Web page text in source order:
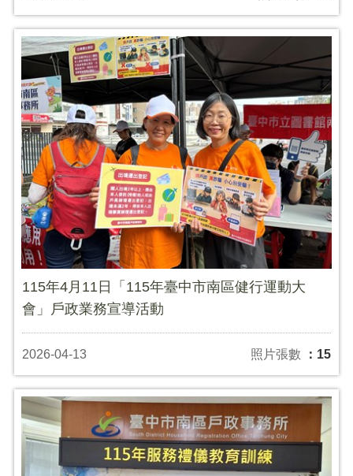
115年4月11日「115年臺中市南區健行運動大
會」戶政業務宣導活動
2026-04-13 照片張數 ：15